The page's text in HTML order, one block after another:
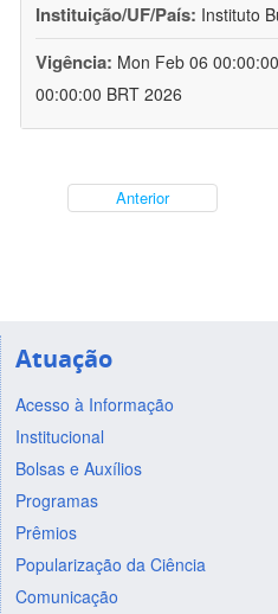
Instituição/UF/País: Instituto
Vigência: Mon Feb 06
00:00:00 BRT 2026
Anterior
Atuação
Acesso à Informação
Institucional
Bolsas e Auxílios
Programas
Prêmios
Popularização da Ciência
Comunicação